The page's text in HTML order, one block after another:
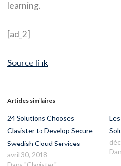
learning.
[ad_2]
Source link
Articles similaires
24 Solutions Chooses
Clavister to Develop Secure
Swedish Cloud Services
avril 30, 2018
Dans "Clavister"